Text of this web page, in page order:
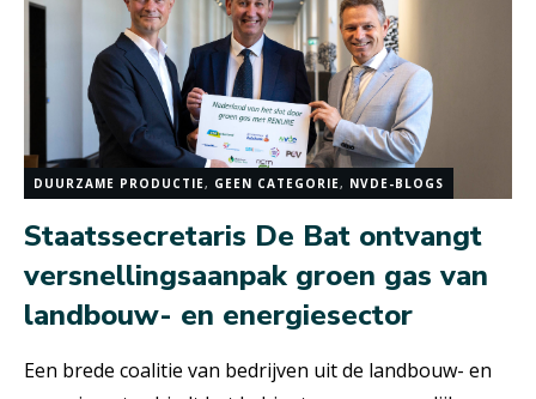
DUURZAME PRODUCTIE, GEEN CATEGORIE, NVDE-BLOGS
Staatssecretaris De Bat ontvangt
versnellingsaanpak groen gas van
landbouw- en energiesector
Een brede coalitie van bedrijven uit de landbouw- en